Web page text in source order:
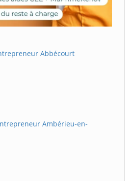
Abbécourt
Ambérieu-en-